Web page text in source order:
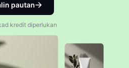
pautan
kredit diperlukan